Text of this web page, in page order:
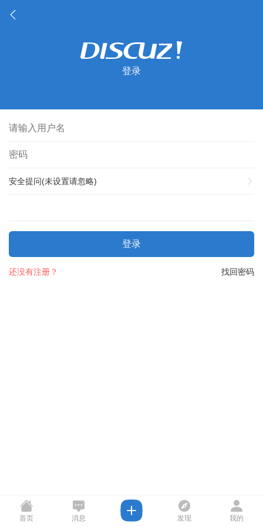
登录
安全提问(未设置请忽略)
登录
找回密码
还没有注册？
首页 消息 发现 我的